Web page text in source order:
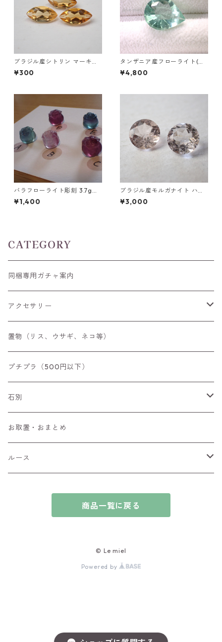
ブラジル産シトリン マーキス
カットルース 5mm*2.5mm
¥300
タンザニア産フローライト(蛍
光) ペアシェイプカットルース
5.46ct 13.8mm*10.8mm*7.0
¥4,800
バラフローライト彫刻 3.7g前
後 高さ13mm前後
¥1,400
ブラジル産モルガナイト ハー
トカット(5mm)/ラウンドカッ
トルース(6mm)
¥3,000
CATEGORY
同梱専用ガチャ案内
アクセサリー
空枠
リング
ペンダントトップ
ブローチ
チャーム
ブレスレット
置物（リス、ウサギ、ネコ等）
プチプラ（500円以下）
石別
アイオライト
アウイナイト
アクアマリン
お取置・おまとめ
ルース
カボションカット
商品一覧に戻る
© Le miel
Powered by